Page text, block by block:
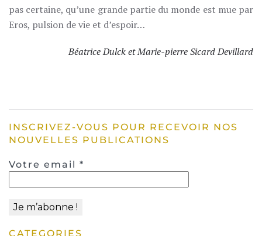
pas certaine, qu’une grande partie du monde est mue par
Eros, pulsion de vie et d’espoir…
Béatrice Dulck et Marie-pierre Sicard Devillard
INSCRIVEZ-VOUS POUR RECEVOIR NOS
NOUVELLES PUBLICATIONS
Votre email *
CATEGORIES